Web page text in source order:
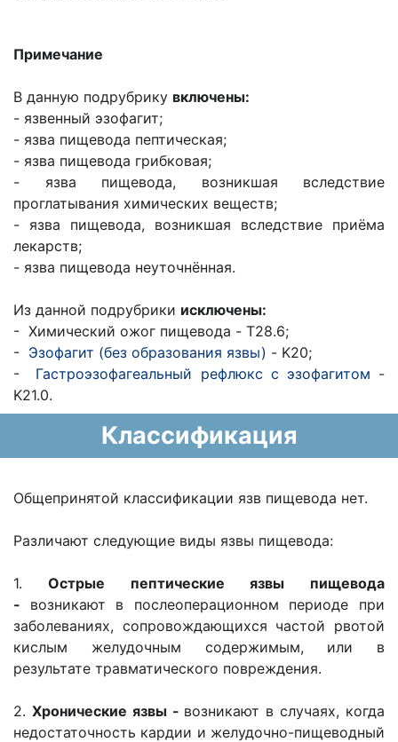
Примечание
В данную подрубрику включены:
- язвенный эзофагит;
- язва пищевода пептическая;
- язва пищевода грибковая;
- язва пищевода, возникшая вследствие
проглатывания химических веществ;
- язва пищевода, возникшая вследствие приёма
лекарств;
- язва пищевода неуточнённая.
Из данной подрубрики исключены:
- Химический ожог пищевода - T28.6;
- Эзофагит (без образования язвы) - K20;
- Гастроэзофагеальный рефлюкс с эзофагитом -
K21.0.
Классификация
Общепринятой классификации язв пищевода нет.
Различают следующие виды язвы пищевода:
1. Острые пептические язвы пищевода
- возникают в послеоперационном периоде при
заболеваниях, сопровождающихся частой рвотой
кислым желудочным содержимым, или в
результате травматического повреждения.
2. Хронические язвы - возникают в случаях, когда
недостаточность кардии и желудочно-пищеводный